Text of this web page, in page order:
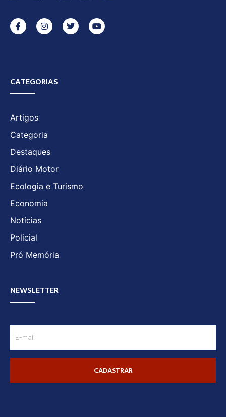
CATEGORIAS
Artigos
Categoria
Destaques
Diário Motor
Ecologia e Turismo
Economia
Notícias
Policial
Pró Memória
NEWSLETTER
CADASTRAR